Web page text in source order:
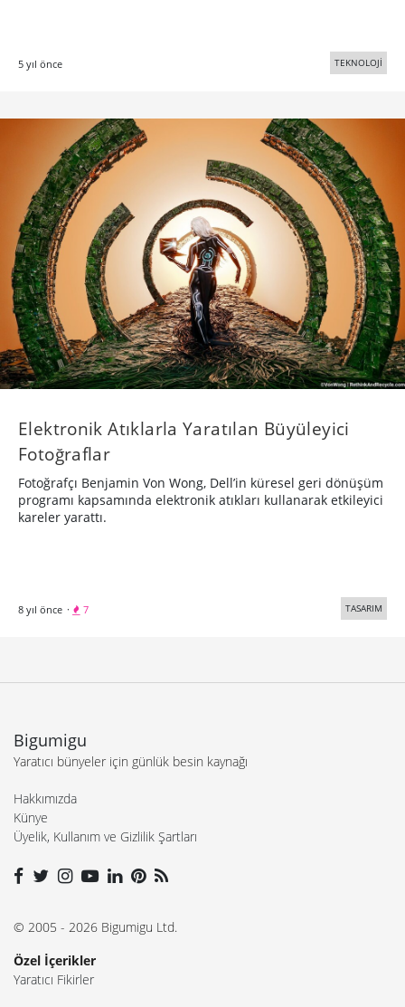
5 yıl önce TEKNOLOJİ
Elektronik Atıklarla Yaratılan Büyüleyici
Fotoğraflar
Fotoğrafçı Benjamin Von Wong, Dell’in küresel geri dönüşüm
programı kapsamında elektronik atıkları kullanarak etkileyici
kareler yarattı.
8 yıl önce · 7 TASARIM
Bigumigu
Yaratıcı bünyeler için günlük besin kaynağı
Hakkımızda
Künye
Üyelik, Kullanım ve Gizlilik Şartları
© 2005 - 2026 Bigumigu Ltd.
Özel İçerikler
Yaratıcı Fikirler